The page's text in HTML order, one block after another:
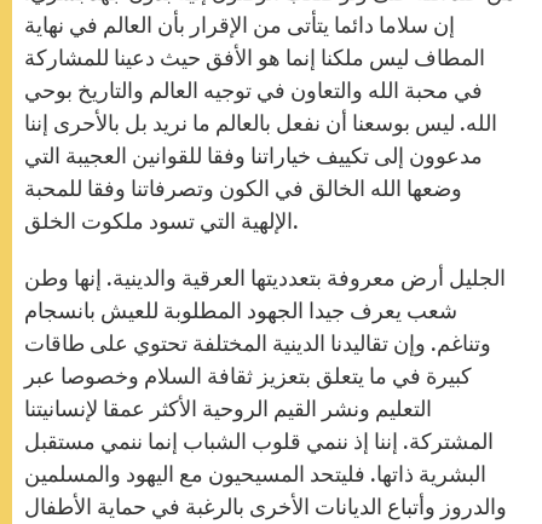
إن سلاما دائما يتأتى من الإقرار بأن العالم في نهاية
المطاف ليس ملكنا إنما هو الأفق حيث دعينا للمشاركة
في محبة الله والتعاون في توجيه العالم والتاريخ بوحي
الله. ليس بوسعنا أن نفعل بالعالم ما نريد بل بالأحرى إننا
مدعوون إلى تكييف خياراتنا وفقا للقوانين العجيبة التي
وضعها الله الخالق في الكون وتصرفاتنا وفقا للمحبة
الإلهية التي تسود ملكوت الخلق.
الجليل أرض معروفة بتعدديتها العرقية والدينية. إنها وطن
شعب يعرف جيدا الجهود المطلوبة للعيش بانسجام
وتناغم. وإن تقاليدنا الدينية المختلفة تحتوي على طاقات
كبيرة في ما يتعلق بتعزيز ثقافة السلام وخصوصا عبر
التعليم ونشر القيم الروحية الأكثر عمقا لإنسانيتنا
المشتركة. إننا إذ ننمي قلوب الشباب إنما ننمي مستقبل
البشرية ذاتها. فليتحد المسيحيون مع اليهود والمسلمين
والدروز وأتباع الديانات الأخرى بالرغبة في حماية الأطفال